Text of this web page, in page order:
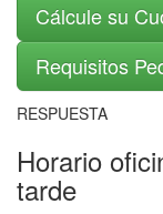
Cálcule su
Requisitos
RESPUESTA
Horario
tarde